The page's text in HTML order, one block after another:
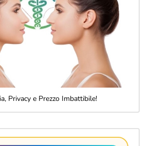
Privacy e Prezzo Imbattibile!